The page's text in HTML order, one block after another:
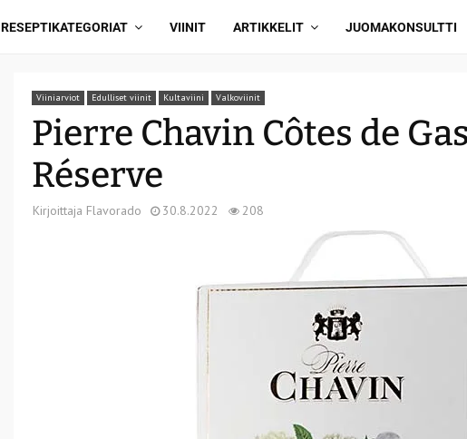
RESEPTIKATEGORIAT VIINIT ARTIKKELIT JUOMAKONSULTTI
Viiniarviot Edulliset viinit Kultaviini Valkoviinit
Pierre Chavin Côtes de
Réserve
Kirjoittaja Flavorado 30.8.2022 208